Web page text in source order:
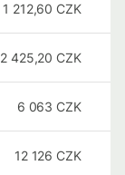
1 212,60 CZK
2 425,20 CZK
6 063 CZK
12 126 CZK